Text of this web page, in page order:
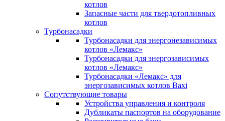
котлов
Запасные части для твердотопливных
котлов
Турбонасадки
Турбонасадки для энергонезависимых
котлов «Лемакс»
Турбонасадки для энергозависимых
котлов «Лемакс»
Турбонасадки «Лемакс» для
энергозависимых котлов Baxi
Сопутствующие товары
Устройства управления и контроля
Дубликаты паспортов на оборудование